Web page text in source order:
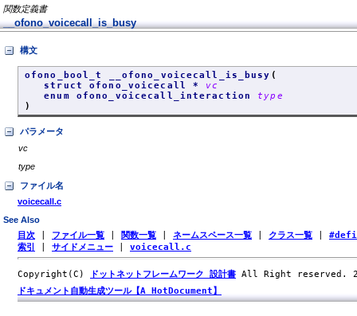
関数定義書
__ofono_voicecall_is_busy
構文
ofono_bool_t __ofono_voicecall_is_busy (
struct ofono_voicecall * vc
enum ofono_voicecall_interaction type
)
パラメータ
vc
type
ファイル名
voicecall.c
See Also
目次 ファイル一覧 関数一覧 ネームスペース一覧 クラス一覧
索引
サイドメニュー voicecall.c
Copyright(C) ドットネットフレームワーク 設計書 All Right reserved.
ドキュメント自動生成ツール【A HotDocument】